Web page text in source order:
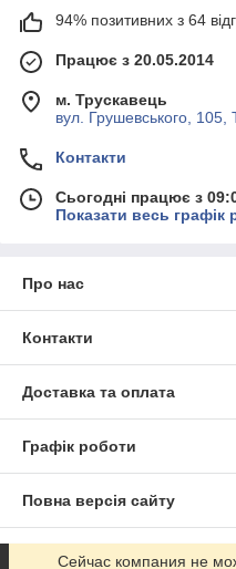
94% позитивних з 64
Працює з 20.05.2014
м. Трускавець
вул. Грушевського, 105,
Контакти
Сьогодні працює з
Показати весь графік
Про нас
Контакти
Доставка та оплата
Графік роботи
Повна версія сайту
Сайт створено на
Сейчас компания не